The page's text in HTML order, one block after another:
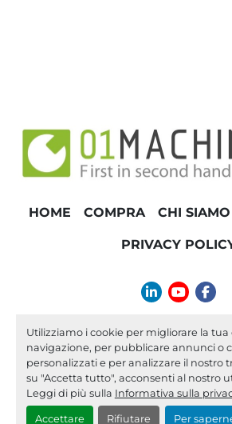
Utilizziamo i cookie per migliorare la tua
navigazione, per pubblicare annunci o
personalizzati e per analizzare il nostro
su "Accetta tutto", acconsenti al nostro
Leggi di più sulla Informativa sulla
Accettare Rifiutare Per
HOME COMPRA CHI SIAMO
PRIVACY
linkedinyoutube
Machinio Systemsito web
Personalizza le preferenze